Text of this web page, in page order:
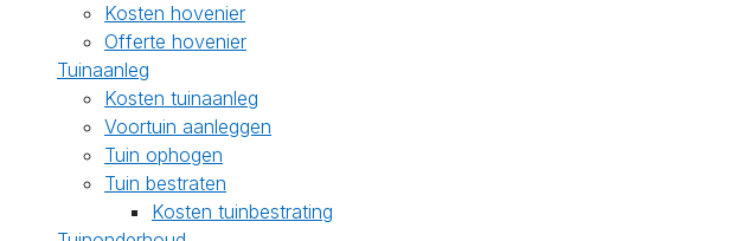
Kosten hovenier
Offerte hovenier
Tuinaanleg
Kosten tuinaanleg
Voortuin aanleggen
Tuin ophogen
Tuin bestraten
Kosten tuinbestrating